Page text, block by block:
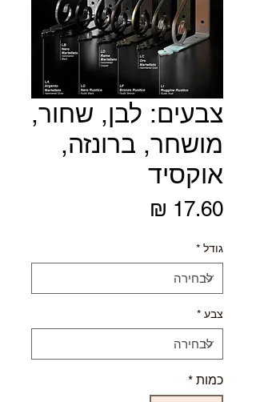
צבעים: לבן, שחור,
מושחר, ברונזה,
אוקסיד
גודל *
צבע *
כמות *